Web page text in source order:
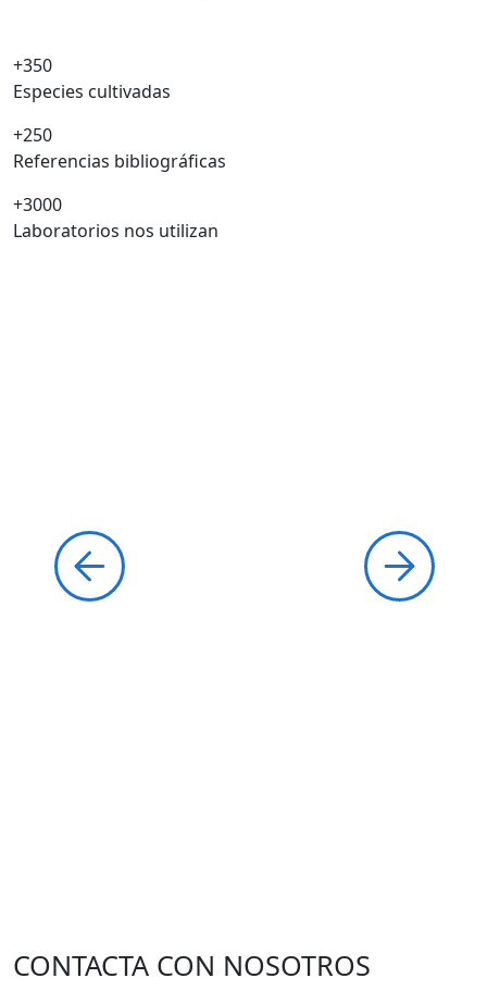
+350
Especies cultivadas
+250
Referencias bibliográficas
+3000
Laboratorios nos utilizan
CONTACTA CON NOSOTROS